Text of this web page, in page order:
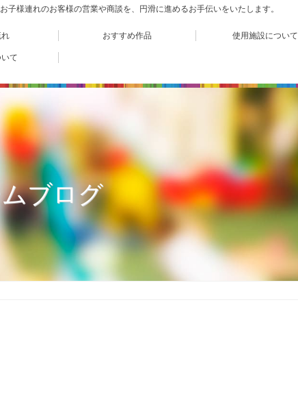
様連れのお客様の営業や商談を、円滑に進めるお手伝いをいたします。
おすすめ作品 使用施設について
て
ブログ